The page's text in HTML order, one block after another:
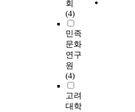
회
(4)
민족
문화
연구
원
(4)
고려
대학